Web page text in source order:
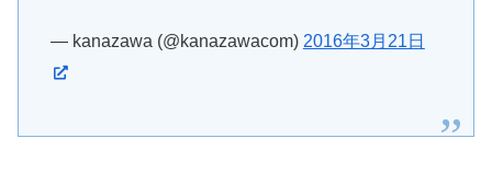
— kanazawa (@kanazawacom) 2016年3月21日